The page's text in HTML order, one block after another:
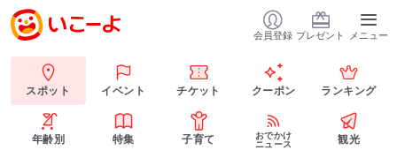
会員登録 プレゼント メニュー
スポット イベント チケット クーポン ランキング
年齢別 特集 子育て
おでかけ
ニュース
観光